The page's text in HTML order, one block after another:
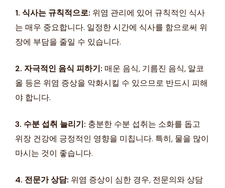
1. 식사는 규칙적으로: 위염 관리에 있어 규칙적인 식사
는 매우 중요합니다. 일정한 시간에 식사를 함으로써 위
장에 부담을 줄일 수 있습니다.
2. 자극적인 음식 피하기: 매운 음식, 기름진 음식, 알코
올 등은 위염 증상을 악화시킬 수 있으므로 반드시 피해
야 합니다.
3. 수분 섭취 늘리기: 충분한 수분 섭취는 소화를 돕고
위장 건강에 긍정적인 영향을 미칩니다. 특히, 물을 많이
마시는 것이 좋습니다.
4. 전문가 상담: 위염 증상이 심한 경우, 전문의와 상담